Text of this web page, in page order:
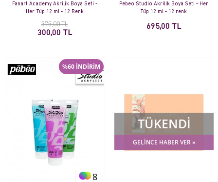
Fanart Academy Akrilik Boya Seti -
Her Tüp 12 ml - 12 Renk
375,00 TL
300,00 TL
Pebeo Studio Akrilik Boya Seti - Her
Tüp 12 ml - 12 renk
695,00 TL
8
%60 İNDİRİM
TÜKENDİ
GELİNCE HABER VER »